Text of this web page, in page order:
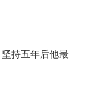
持五年后他最